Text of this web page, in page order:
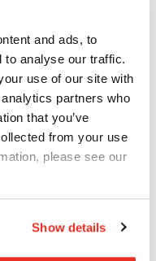
and ads, to
to analyse our traffic.
use of our site with
partners who
that you’ve
from your use
please see our
Show details
der
wohltuende
Materialien und
die unseren
eine sanfte und
die mit den
in Resonanz